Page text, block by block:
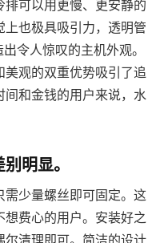
可以用更慢、更安静的
也极具吸引力，透明管
令人惊叹的主机外观。
美观的双重优势吸引了追
和金钱的用户来说，水
明显。
需少量螺丝即可固定。这
费心的用户。安装好之